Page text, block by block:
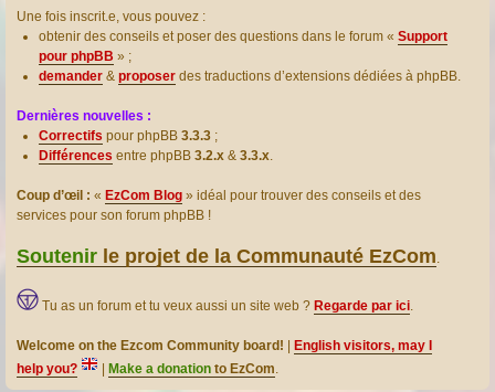
Une fois inscrit.e, vous pouvez :
obtenir des conseils et poser des questions dans le forum « Support
pour phpBB » ;
demander & proposer des traductions d’extensions dédiées à phpBB.
Dernières nouvelles :
Correctifs pour phpBB 3.3.3 ;
Différences entre phpBB 3.2.x & 3.3.x.
Coup d’œil : « EzCom Blog » idéal pour trouver des conseils et des
services pour son forum phpBB !
Soutenir le projet de la Communauté EzCom.
Tu as un forum et tu veux aussi un site web ? Regarde par ici.
Welcome on the Ezcom Community board!
English visitors, may I
help you?
Make a donation to EzCom.